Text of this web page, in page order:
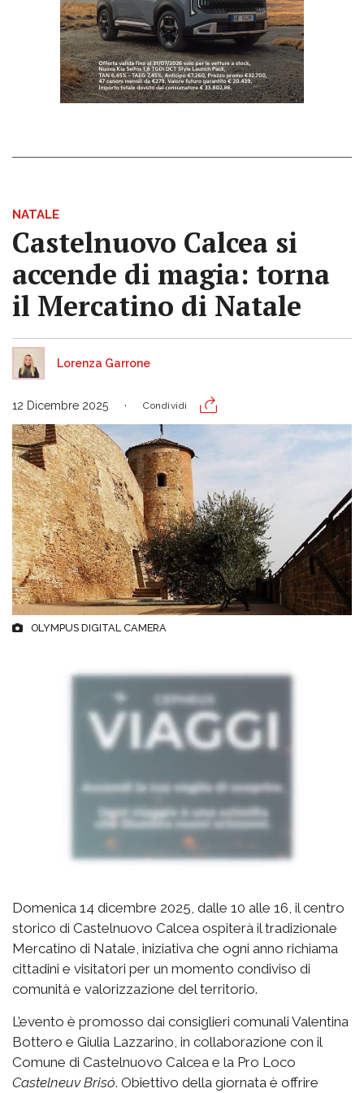
NATALE
Castelnuovo Calcea si
accende di magia: torna
il Mercatino di Natale
Lorenza Garrone
12 Dicembre 2025 Condividi
OLYMPUS DIGITAL CAMERA
Domenica 14 dicembre 2025, dalle 10 alle 16, il centro
storico di Castelnuovo Calcea ospiterà il tradizionale
Mercatino di Natale, iniziativa che ogni anno richiama
cittadini e visitatori per un momento condiviso di
comunità e valorizzazione del territorio.
L’evento è promosso dai consiglieri comunali Valentina
Bottero e Giulia Lazzarino, in collaborazione con il
Comune di Castelnuovo Calcea e la Pro Loco
Castelneuv Brisó. Obiettivo della giornata è offrire